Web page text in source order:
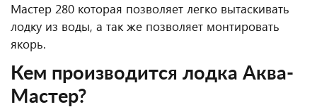
Мастер 280 которая позволяет легко вытаскивать
лодку из воды, а так же позволяет монтировать
якорь.
Кем производится лодка Аква-
Мастер?